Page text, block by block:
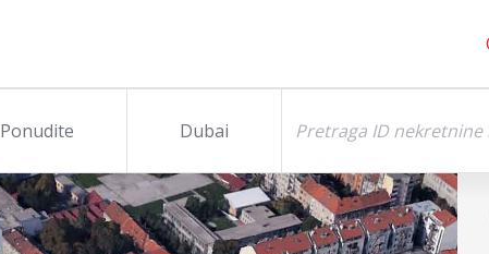
Ponudite Dubai